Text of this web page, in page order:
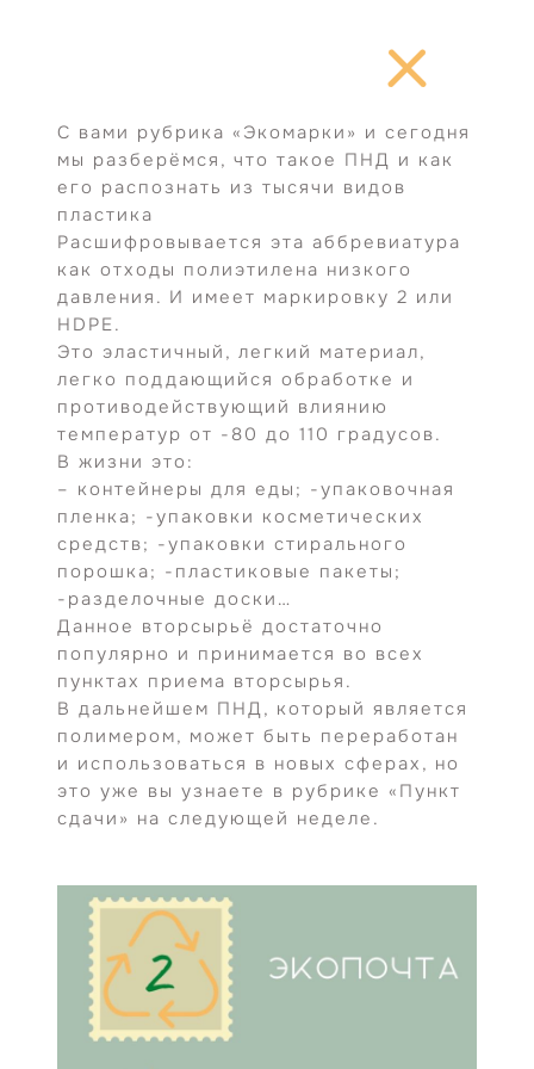
содержимому
С вами рубрика «Экомарки» и сегодня
мы разберёмся, что такое ПНД и как
его распознать из тысячи видов
пластика
Расшифровывается эта аббревиатура
как отходы полиэтилена низкого
давления. И имеет маркировку 2 или
HDPE.
Это эластичный, легкий материал,
легко поддающийся обработке и
противодействующий влиянию
температур от -80 до 110 градусов.
В жизни это:
– контейнеры для еды; -упаковочная
пленка; -упаковки косметических
средств; -упаковки стирального
порошка; -пластиковые пакеты;
-разделочные доски…
Данное вторсырьё достаточно
популярно и принимается во всех
пунктах приема вторсырья.
В дальнейшем ПНД, который является
полимером, может быть переработан
и использоваться в новых сферах, но
это уже вы узнаете в рубрике «Пункт
сдачи» на следующей неделе.